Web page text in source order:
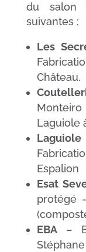
du salon
suivantes :
Les
Château.
Monteiro
Laguiole
Espalion
Esat
protégé
EBA–